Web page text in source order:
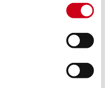
PRODUKT
Verbindungsrohr, kompatibel